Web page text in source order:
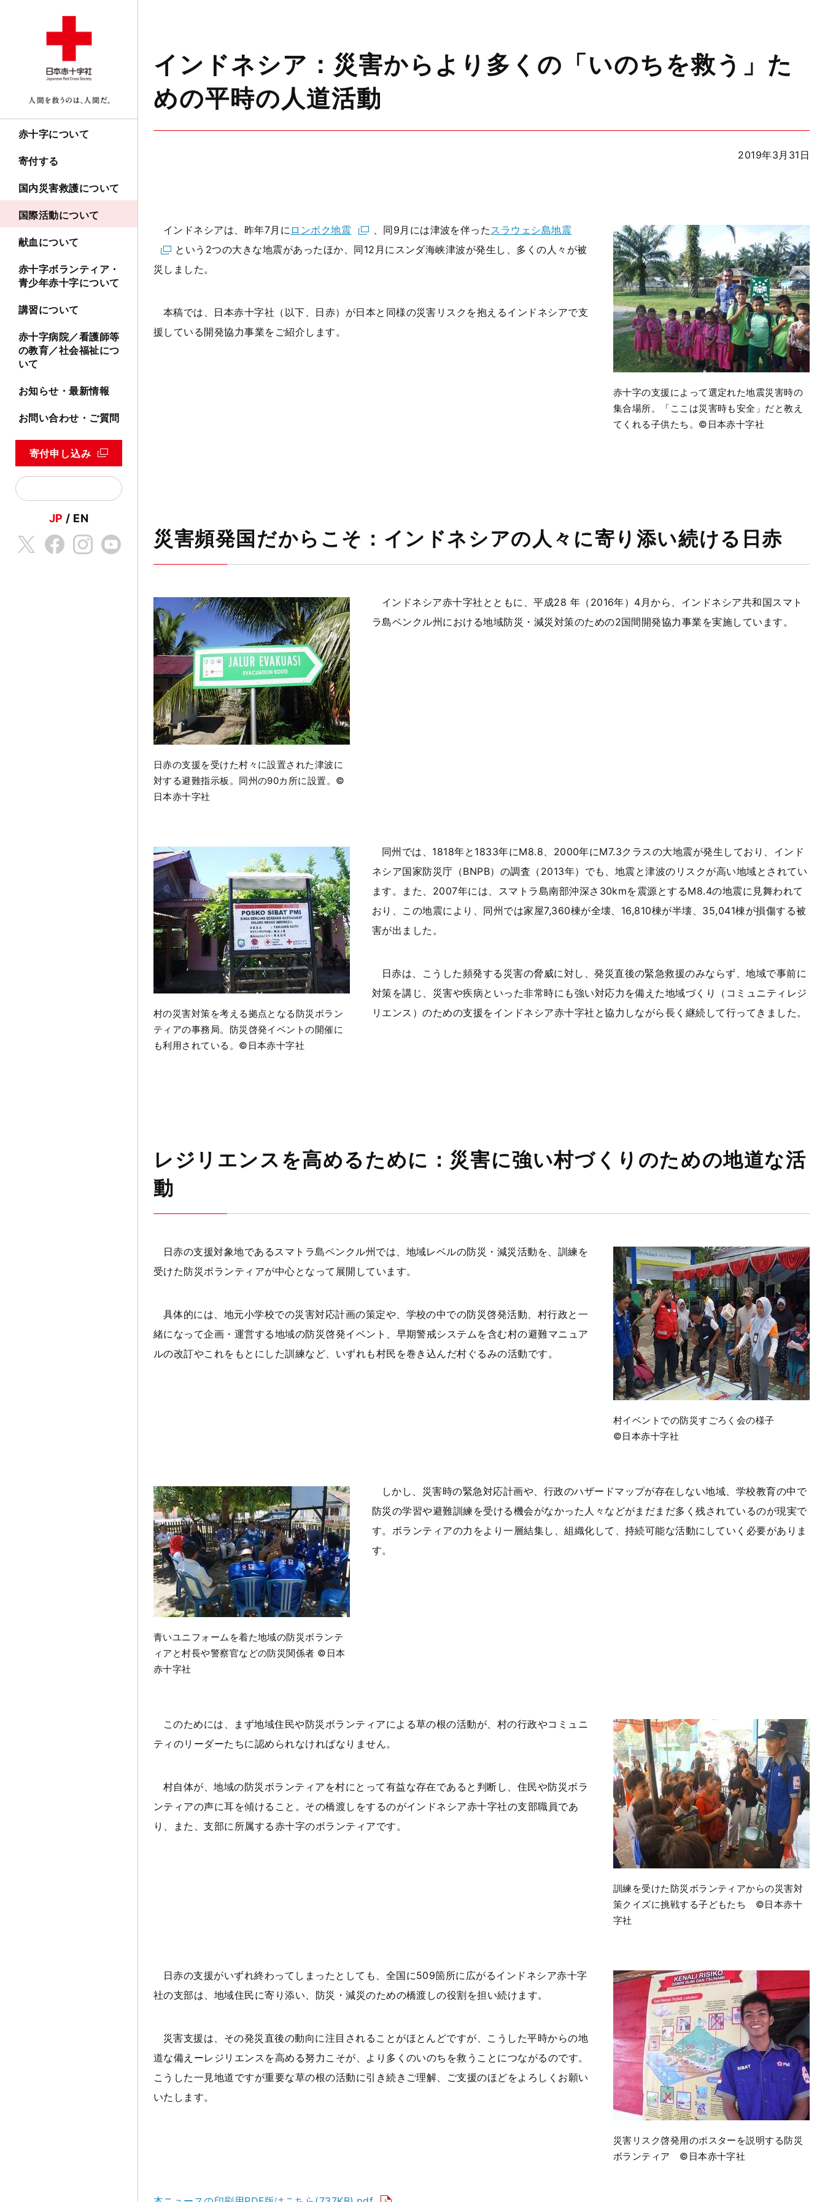
赤十字について
寄付する
国内災害救護について
国際活動について
献血について
赤十字ボランティア・
青少年赤十字について
講習について
赤十字病院／看護師等
の教育／社会福祉につ
いて
お知らせ・最新情報
お問い合わせ・ご質問
寄付申し込み
JP EN
インドネシア：災害からより多くの「いのちを救う」た
めの平時の人道活動
2019年3月31日
赤十字の支援によって選定れた地震災害時の
集合場所。「ここは災害時も安全」だと教え
てくれる子供たち。©日本赤十字社
インドネシアは、昨年7月に ロンボク地震 、同9月には津波を伴ったスラウェシ島地震
という2つの大きな地震があったほか、同12月にスンダ海峡津波が発生し、多くの人々が被
災しました。
本稿では、日本赤十字社（以下、日赤）が日本と同様の災害リスクを抱えるインドネシアで支
援している開発協力事業をご紹介します。
災害頻発国だからこそ：インドネシアの人々に寄り添い続ける日赤
日赤の支援を受けた村々に設置された津波に
対する避難指示板。同州の90カ所に設置。©
日本赤十字社
インドネシア赤十字社とともに、平成28 年（2016年）4月から、インドネシア共和国スマト
ラ島ベンクル州における地域防災・減災対策のための2国間開発協力事業を実施しています。
村の災害対策を考える拠点となる防災ボラン
ティアの事務局。防災啓発イベントの開催に
も利用されている。©日本赤十字社
同州では、1818年と1833年にM8.8、2000年にM7.3クラスの大地震が発生しており、インド
ネシア国家防災庁（BNPB）の調査（2013年）でも、地震と津波のリスクが高い地域とされてい
ます。また、2007年には、スマトラ島南部沖深さ30kmを震源とするM8.4の地震に見舞われて
おり、この地震により、同州では家屋7,360棟が全壊、16,810棟が半壊、35,041棟が損傷する被
害が出ました。
日赤は、こうした頻発する災害の脅威に対し、発災直後の緊急救援のみならず、地域で事前に
対策を講じ、災害や疾病といった非常時にも強い対応力を備えた地域づくり（コミュニティレジ
リエンス）のための支援をインドネシア赤十字社と協力しながら長く継続して行ってきました。
レジリエンスを高めるために：災害に強い村づくりのための地道な活
動
村イベントでの防災すごろく会の様子
©日本赤十字社
日赤の支援対象地であるスマトラ島ベンクル州では、地域レベルの防災・減災活動を、訓練を
受けた防災ボランティアが中心となって展開しています。
具体的には、地元小学校での災害対応計画の策定や、学校の中での防災啓発活動、村行政と一
緒になって企画・運営する地域の防災啓発イベント、早期警戒システムを含む村の避難マニュア
ルの改訂やこれをもとにした訓練など、いずれも村民を巻き込んだ村ぐるみの活動です。
青いユニフォームを着た地域の防災ボランテ
ィアと村長や警察官などの防災関係者 ©日本
赤十字社
しかし、災害時の緊急対応計画や、行政のハザードマップが存在しない地域、学校教育の中で
防災の学習や避難訓練を受ける機会がなかった人々などがまだまだ多く残されているのが現実で
す。ボランティアの力をより一層結集し、組織化して、持続可能な活動にしていく必要がありま
す。
訓練を受けた防災ボランティアからの災害対
策クイズに挑戦する子どもたち ©日本赤十
字社
このためには、まず地域住民や防災ボランティアによる草の根の活動が、村の行政やコミュニ
ティのリーダーたちに認められなければなりません。
村自体が、地域の防災ボランティアを村にとって有益な存在であると判断し、住民や防災ボラ
ンティアの声に耳を傾けること。その橋渡しをするのがインドネシア赤十字社の支部職員であ
り、また、支部に所属する赤十字のボランティアです。
災害リスク啓発用のポスターを説明する防災
ボランティア ©日本赤十字社
日赤の支援がいずれ終わってしまったとしても、全国に509箇所に広がるインドネシア赤十字
社の支部は、地域住民に寄り添い、防災・減災のための橋渡しの役割を担い続けます。
災害支援は、その発災直後の動向に注目されることがほとんどですが、こうした平時からの地
道な備えーレジリエンスを高める努力こそが、より多くのいのちを救うことにつながるのです。
こうした一見地道ですが重要な草の根の活動に引き続きご理解、ご支援のほどをよろしくお願い
いたします。